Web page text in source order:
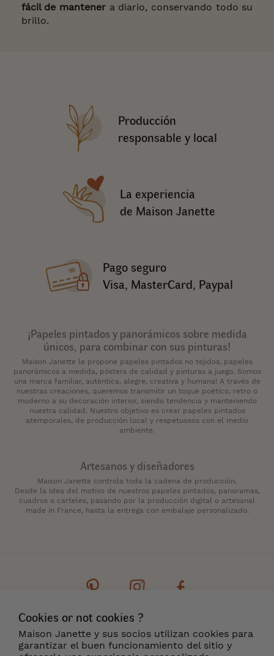
fácil de mantener a diario, conservando todo su
brillo.
Producción
responsable y local
La experiencia
de Maison Janette
Pago seguro
Visa, MasterCard, Paypal
¡Papeles pintados y panorámicos sobre medida
únicos, para combinar con sus pinturas!
Maison Janette le propone papeles pintados no tejidos, papeles
panorámicos a medida, pósters de calidad y pinturas a juego. Somos
una marca familiar, auténtica, alegre, creativa y humana! A través de
nuestras creaciones, queremos transmitir un toque poético, retro o
moderno a su decoración interior, siendo tendencia y manteniendo
nuestra calidad. Nuestro objetivo es crear papeles pintados
atemporales, de producción local y respetuosos con el medio
ambiente.
Artesanos y diseñadores
Maison Janette controla toda la cadena de producción.
Desde la idea del motivo de nuestros papeles pintados, panoramas,
cuadros o carteles, pasando por la producción digital o artesanal
made in France, hasta la entrega con embalaje personalizado.
Contacto Boletín de noticias
Menciones legales
Condiciones generales
Entrega y Devoluciones
¿Dónde encontrarnos?
Cookies or not cookies ?
Maison Janette y sus socios utilizan cookies para
garantizar el buen funcionamiento del sitio y